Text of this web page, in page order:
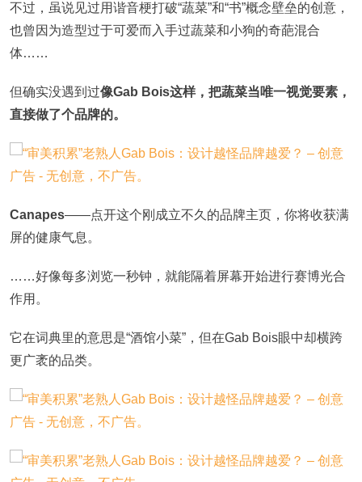
不过，虽说见过用谐音梗打破“蔬菜”和“书”概念壁垒的创意，
也曾因为造型过于可爱而入手过蔬菜和小狗的奇葩混合
体……
但确实没遇到过像Gab Bois这样，把蔬菜当唯一视觉要素，
直接做了个品牌的。
Canapes——点开这个刚成立不久的品牌主页，你将收获满
屏的健康气息。
……好像每多浏览一秒钟，就能隔着屏幕开始进行赛博光合
作用。
它在词典里的意思是“酒馆小菜”，但在Gab Bois眼中却横跨
更广袤的品类。